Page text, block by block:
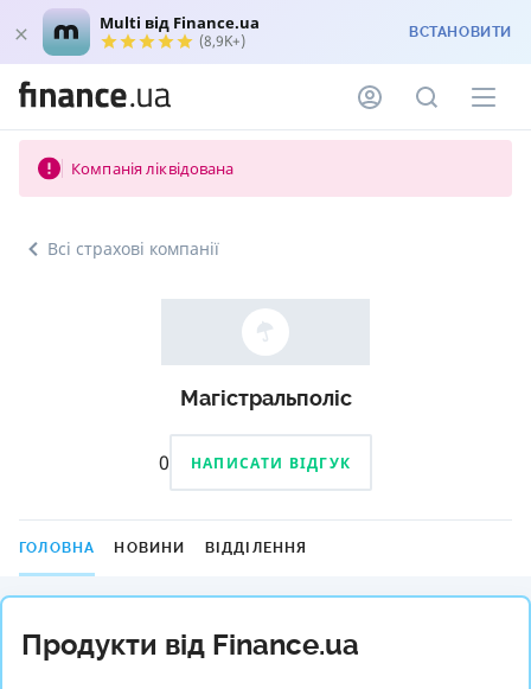
Multi від Finance.ua
(8,9K+) ВСТАНОВИТИ
Компанія ліквідована
Всі страхові компанії
Магістральполіс
0 НАПИСАТИ ВІДГУК
ГОЛОВНА НОВИНИ ВІДДІЛЕННЯ
Продукти від Finance.ua